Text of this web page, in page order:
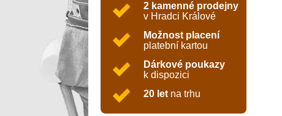
2 kamenné prodejny
v Hradci Králové
Možnost placení
platební kartou
Dárkové poukazy
k dispozici
20 let na trhu